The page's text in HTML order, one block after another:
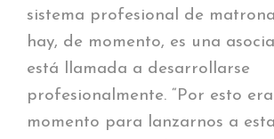
sistema profesional de
hay, de momento, es una
está llamada a desarrollarse
profesionalmente. “Por esto
momento para lanzarnos a